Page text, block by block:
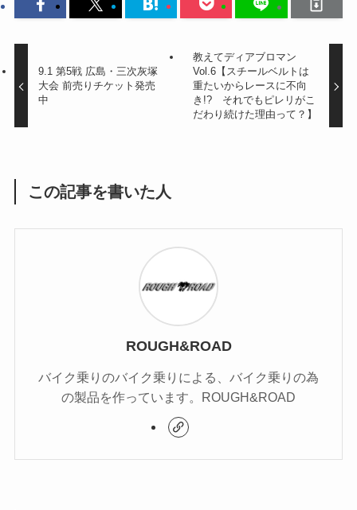
9.1 第5戦 広島・三次灰塚
大会 前売りチケット発売
中
教えてディアブロマン
Vol.6【スチールベルトは
重たいからレースに不向
き!? それでもピレリがこ
だわり続けた理由って？】
この記事を書いた人
ROUGH&ROAD
バイク乗りのバイク乗りによる、バイク乗りの為
の製品を作っています。ROUGH&ROAD